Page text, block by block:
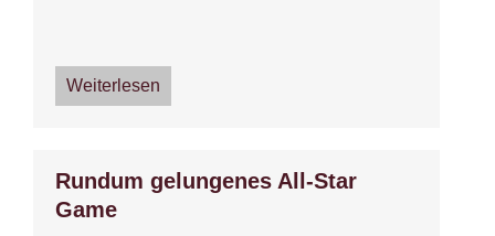
Weiterlesen
Rundum gelungenes All-Star
Game